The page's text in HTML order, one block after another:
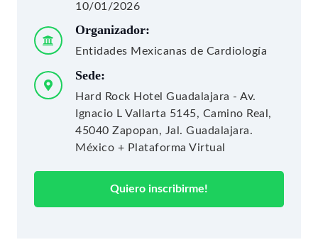
10/01/2026
Organizador:
Entidades Mexicanas de Cardiología
Sede:
Hard Rock Hotel Guadalajara - Av.
Ignacio L Vallarta 5145, Camino Real,
45040 Zapopan, Jal. Guadalajara.
México + Plataforma Virtual
Quiero inscribirme!